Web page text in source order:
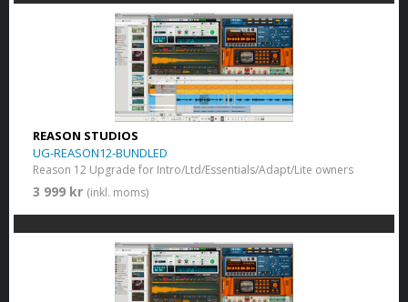
REASON STUDIOS
UG-REASON12-BUNDLED
Reason 12 Upgrade for Intro/Ltd/Essentials/Adapt/Lite owners
3 999 kr (inkl. moms)